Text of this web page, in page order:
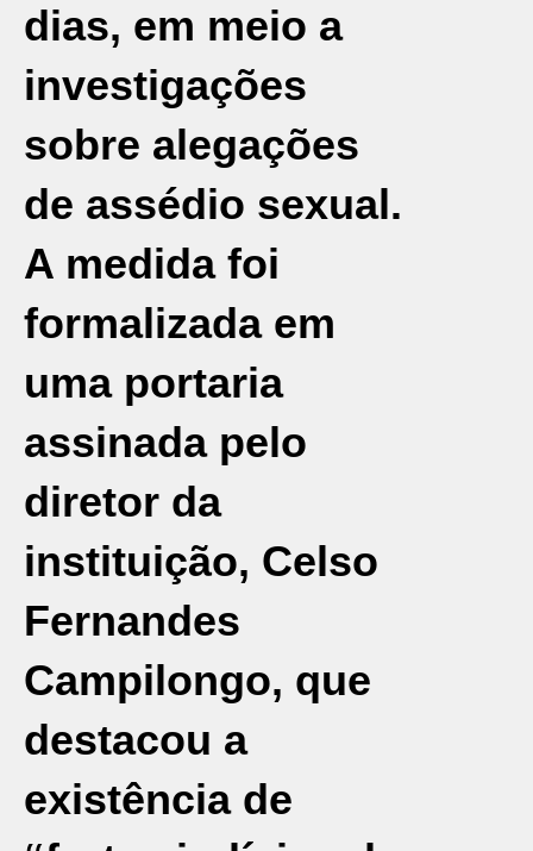
dias, em meio a
investigações
sobre alegações
de assédio sexual.
A medida foi
formalizada em
uma portaria
assinada pelo
diretor da
instituição, Celso
Fernandes
Campilongo, que
destacou a
existência de